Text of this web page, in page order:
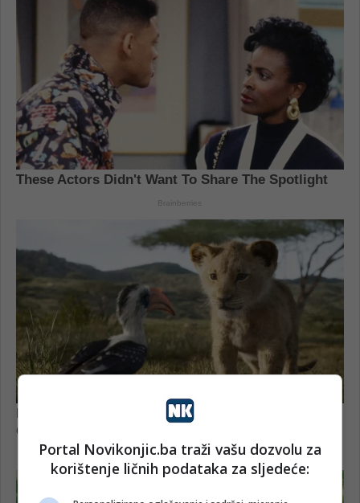
Portal Novikonjic.ba traži vašu dozvolu za
korištenje ličnih podataka za sljedeće: